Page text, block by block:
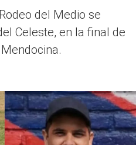
del Medio se
Celeste, en la final de